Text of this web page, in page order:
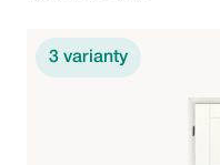
3 varianty